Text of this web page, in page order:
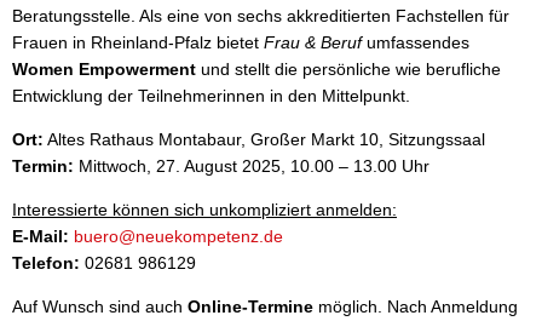
Beratungsstelle. Als eine von sechs akkreditierten Fachstellen für
Frauen in Rheinland-Pfalz bietet Frau & Berufumfassendes
Women Empowerment und stellt die persönliche wie berufliche
Entwicklung der Teilnehmerinnen in den Mittelpunkt.
Ort: Altes Rathaus Montabaur, Großer Markt 10, Sitzungssaal
Termin: Mittwoch, 27. August 2025, 10.00 – 13.00 Uhr
Interessierte können sich unkompliziert anmelden:
E-Mail: buero@neuekompetenz.de
Telefon: 02681 986129
Auf Wunsch sind auch Online-Termine möglich. Nach Anmeldung